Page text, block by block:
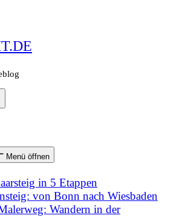
Menü öffnen
in 5 Etappen
von Bonn nach Wiesbaden
Wandern in der